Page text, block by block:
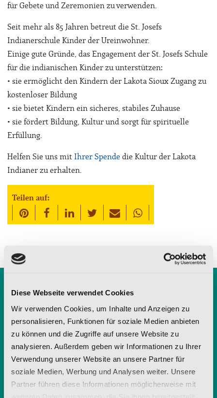
Diese Webseite verwendet Cookies
Wir verwenden Cookies, um Inhalte und Anzeigen zu
personalisieren, Funktionen für soziale Medien anbieten
zu können und die Zugriffe auf unsere Website zu
analysieren. Außerdem geben wir Informationen zu Ihrer
Verwendung unserer Website an unsere Partner für
soziale Medien, Werbung und Analysen weiter. Unsere
Partner führen diese Informationen möglicherweise mit
für Gebete und Zeremonien zu verwenden.
Seit mehr als 85 Jahren betreut die St. Josefs
Indianerschule Kinder der Ureinwohner.
Einige gute Gründe, das Engagement der St. Josefs Schule
für die indianischen Kinder zu unterstützen:
• sie ermöglicht den Kindern der Lakota Sioux Zugang zu
kostenloser Bildung
• sie bietet Kindern ein sicheres, stabiles Zuhause
• sie fördert Bildung, Kultur und sorgt für spirituelle
Erfüllung.
Helfen Sie uns mit Ihrer Spende die Kultur der Lakota
Indianer zu erhalten.
Teilen auf:
anfordern